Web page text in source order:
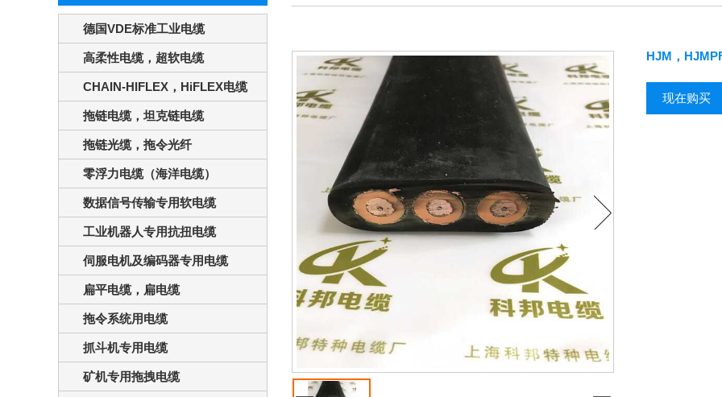
德国VDE标准工业电缆
高柔性电缆，超软电缆
CHAIN-HIFLEX，HiFLEX电缆
拖链电缆，坦克链电缆
拖链光缆，拖令光纤
零浮力电缆（海洋电缆）
数据信号传输专用软电缆
工业机器人专用抗扭电缆
伺服电机及编码器专用电缆
扁平电缆，扁电缆
拖令系统用电缆
抓斗机专用电缆
矿机专用拖拽电缆
HJM，
现在购买